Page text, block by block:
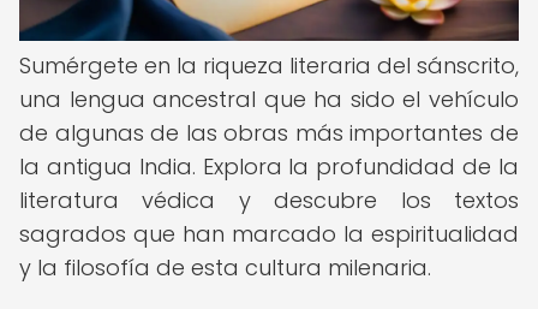
Sumérgete en la riqueza literaria del sánscrito,
una lengua ancestral que ha sido el vehículo
de algunas de las obras más importantes de
la antigua India. Explora la profundidad de la
literatura védica y descubre los textos
sagrados que han marcado la espiritualidad
y la filosofía de esta cultura milenaria.